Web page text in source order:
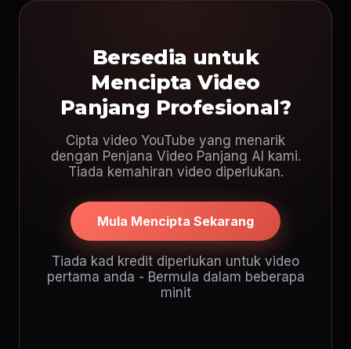
Bersedia untuk
Mencipta Video
Panjang Profesional?
Cipta video YouTube yang menarik
dengan Penjana Video Panjang AI kami.
Tiada kemahiran video diperlukan.
Mula Mencipta Sekarang
Tiada kad kredit diperlukan untuk video
pertama anda - Bermula dalam beberapa
minit